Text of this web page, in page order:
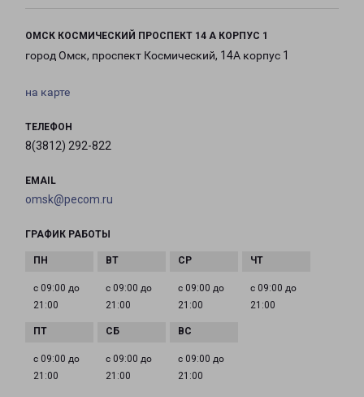
ОМСК КОСМИЧЕСКИЙ ПРОСПЕКТ 14 А КОРПУС 1
город Омск, проспект Космический, 14А корпус 1
на карте
ТЕЛЕФОН
8(3812) 292-822
EMAIL
omsk@pecom.ru
ГРАФИК РАБОТЫ
с 09:00 до
21:00
с 09:00 до
21:00
с 09:00 до
21:00
с 09:00 до
21:00
с 09:00 до
21:00
с 09:00 до
21:00
с 09:00 до
21:00